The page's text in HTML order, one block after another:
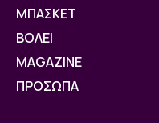
ΜΠΑΣΚΕΤ
ΒOΛΕΙ
MAGAZINE
ΠΡΟΣΩΠΑ